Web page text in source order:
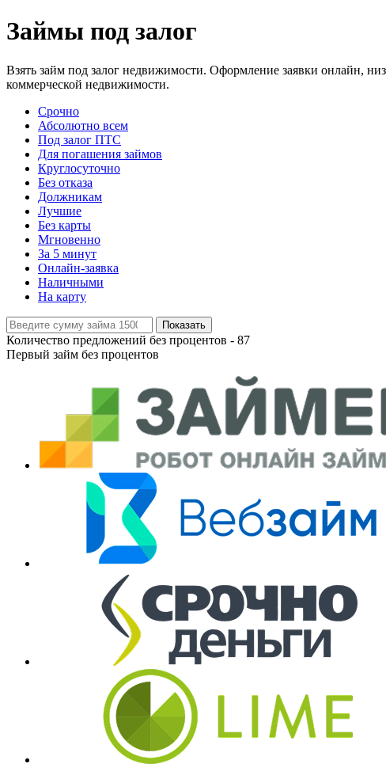
Займы под залог
Взять займ под залог недвижимости. Оформление заявки онлайн,
коммерческой недвижимости.
Срочно
Абсолютно всем
Под залог ПТС
Для погашения займов
Круглосуточно
Без отказа
Должникам
Лучшие
Без карты
Мгновенно
За 5 минут
Онлайн-заявка
Наличными
На карту
Показать
Количество предложений без процентов - 87
Первый займ без процентов